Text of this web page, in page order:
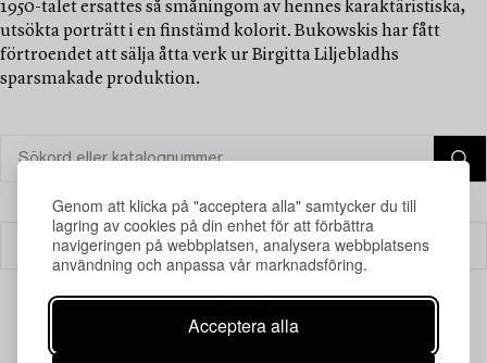
Genom att klicka på "acceptera alla" samtycker du till
lagring av cookies på din enhet för att förbättra
navigeringen på webbplatsen, analysera webbplatsens
användning och anpassa vår marknadsföring.
Acceptera alla
1950-talet ersattes så småningom av hennes karaktäristiska,
utsökta porträtt i en finstämd kolorit. Bukowskis har fått
förtroendet att sälja åtta verk ur Birgitta Liljebladhs
sparsmakade produktion.
Filter